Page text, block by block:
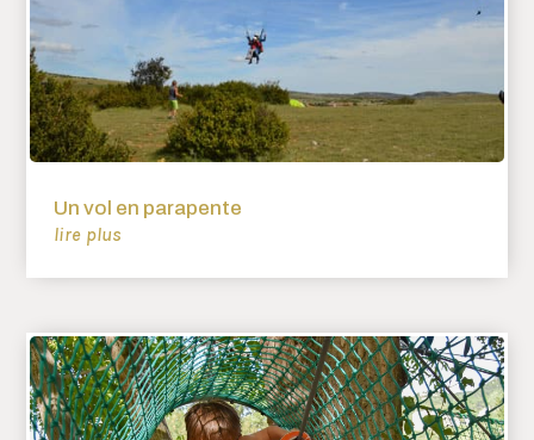
Un vol en parapente
lire plus